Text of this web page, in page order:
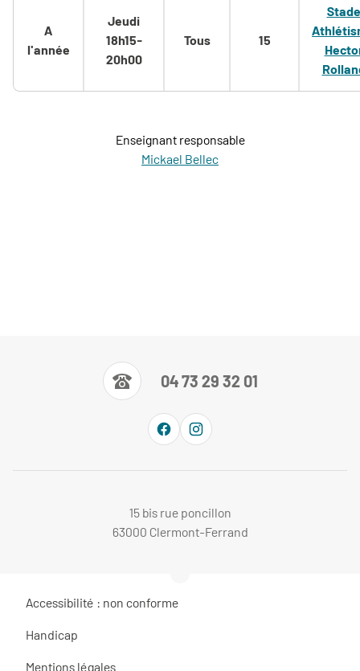
A
l'année
Jeudi
18h15-
20h00
Tous 15
Stade
Enseignant responsable
Mickael Bellec
04 73 29 32 01
15 bis rue poncillon
63000 Clermont-Ferrand
Accessibilité : non conforme
Handicap
Mentions légales